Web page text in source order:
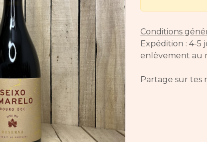
Conditions
Expédition : 4-5
enlèvement au
Partage sur